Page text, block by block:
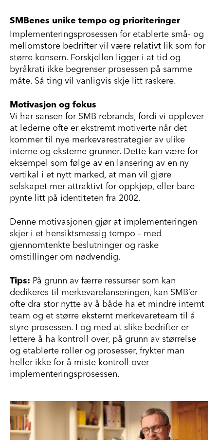
SMBenes unike tempo og prioriteringer
Implementeringsprosessen for etablerte små- og
mellomstore bedrifter vil være relativt lik som for
større konsern. Forskjellen ligger i at tid og
byråkrati ikke begrenser prosessen på samme
måte. Så ting vil vanligvis skje litt raskere.
Motivasjon og fokus
Vi har sansen for SMB rebrands, fordi vi opplever
at lederne ofte er ekstremt motiverte når det
kommer til nye merkevarestrategier av ulike
interne og eksterne grunner. Dette kan være for
eksempel som følge av en lansering av en ny
vertikal i et nytt marked, at man vil gjøre
selskapet mer attraktivt for oppkjøp, eller bare
pynte litt på identiteten fra 2002.
Denne motivasjonen gjør at implementeringen
skjer i et hensiktsmessig tempo – med
gjennomtenkte beslutninger og raske
omstillinger om nødvendig.
Tips: På grunn av færre ressurser som kan
dedikeres til merkevarelanseringen, kan SMB’er
ofte dra stor nytte av å både ha et mindre internt
team og et større eksternt merkevareteam til å
styre prosessen. I og med at slike bedrifter er
lettere å ha kontroll over, på grunn av størrelse
og etablerte roller og prosesser, frykter man
heller ikke for å miste kontroll over
implementeringsprosessen.